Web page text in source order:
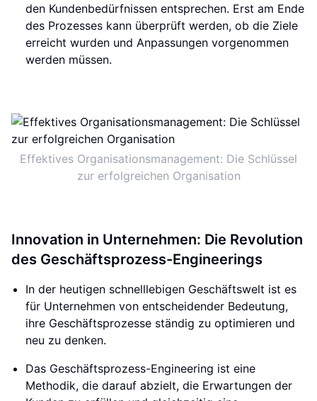
den Kundenbedürfnissen entsprechen. Erst am Ende
des Prozesses kann überprüft werden, ob die Ziele
erreicht wurden und Anpassungen vorgenommen
werden müssen.
Effektives Organisationsmanagement: Die Schlüssel
zur erfolgreichen Organisation
Innovation in Unternehmen: Die Revolution
des Geschäftsprozess-Engineerings
In der heutigen schnelllebigen Geschäftswelt ist es
für Unternehmen von entscheidender Bedeutung,
ihre Geschäftsprozesse ständig zu optimieren und
neu zu denken.
Das Geschäftsprozess-Engineering ist eine
Methodik, die darauf abzielt, die Erwartungen der